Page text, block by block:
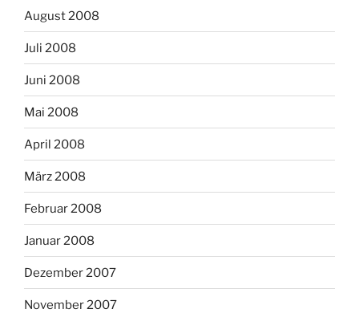
August 2008
Juli 2008
Juni 2008
Mai 2008
April 2008
März 2008
Februar 2008
Januar 2008
Dezember 2007
November 2007